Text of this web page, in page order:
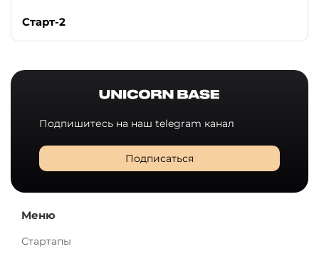
Старт-2
Подпишитесь на наш telegram канал
Подписаться
Меню
Стартапы